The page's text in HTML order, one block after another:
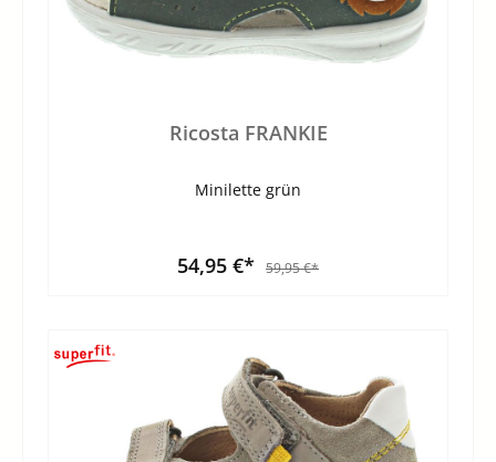
Ricosta FRANKIE
Minilette grün
54,95 €* 59,95 €*